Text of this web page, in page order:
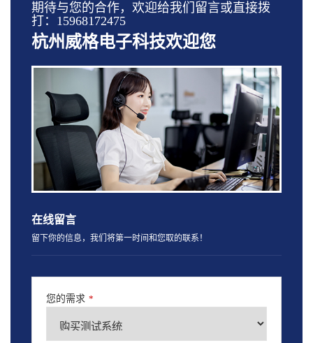
期待与您的合作，欢迎给我们留言或直接拨
打：15968172475
杭州威格电子科技欢迎您
在线留言
留下你的信息，我们将第一时间和您取的联系！
您的需求 *